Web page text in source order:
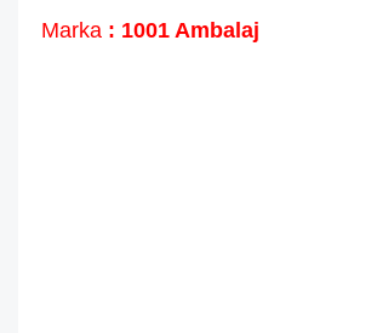
Marka : 1001 Ambalaj